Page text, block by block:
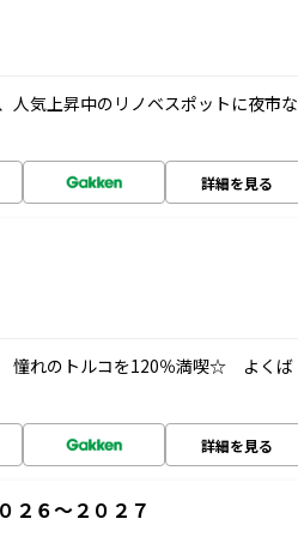
人気上昇中のリノベスポットに夜市な
詳細を見る
憧れのトルコを120％満喫☆ よくば
詳細を見る
６～２０２７